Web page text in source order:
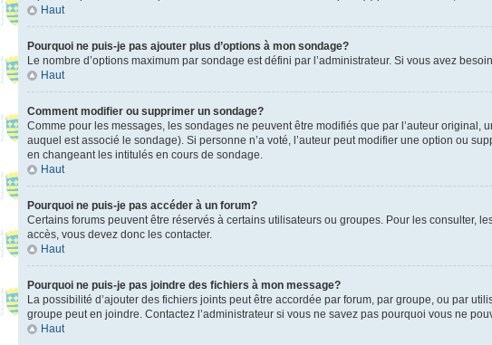
Haut
Pourquoi ne puis-je pas ajouter plus d’options à mon sondage?
Le nombre d’options maximum par sondage est défini par l’administrateur. Si vous avez
Haut
Comment modifier ou supprimer un sondage?
Comme pour les messages, les sondages ne peuvent être modifiés que par l’auteur
auquel est associé le sondage). Si personne n’a voté, l’auteur peut modifier une option ou
en changeant les intitulés en cours de sondage.
Haut
Pourquoi ne puis-je pas accéder à un forum?
Certains forums peuvent être réservés à certains utilisateurs ou groupes. Pour les consulter,
accès, vous devez donc les contacter.
Haut
Pourquoi ne puis-je pas joindre des fichiers à mon message?
La possibilité d’ajouter des fichiers joints peut être accordée par forum, par groupe, ou par
groupe peut en joindre. Contactez l’administrateur si vous ne savez pas pourquoi vous ne
Haut